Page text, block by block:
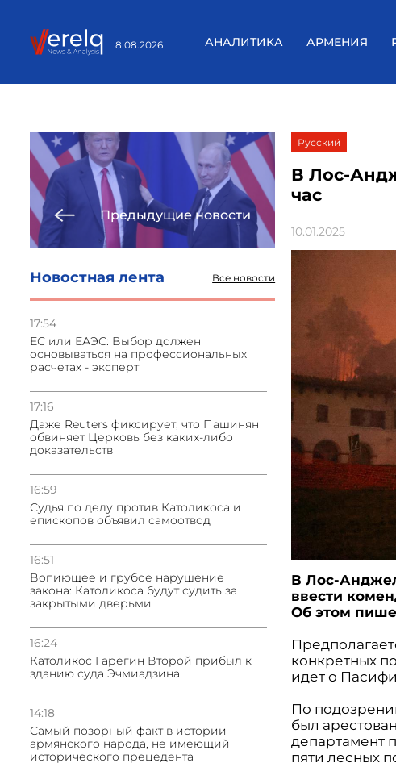
8.08.2026 АНАЛИТИКА АРМЕНИЯ
Предыдущие новости
Новостная лента Все новости
17:54
ЕС или ЕАЭС: Выбор должен
основываться на профессиональных
расчетах - эксперт
17:16
Даже Reuters фиксирует, что Пашинян
обвиняет Церковь без каких-либо
доказательств
16:59
Судья по делу против Католикоса и
епископов объявил самоотвод
16:51
Вопиющее и грубое нарушение
закона: Католикоса будут судить за
закрытыми дверьми
16:24
Католикос Гарегин Второй прибыл к
зданию суда Эчмиадзина
14:18
Самый позорный факт в истории
армянского народа, не имеющий
исторического прецедента
Русский
В Лос-
час
10.01.2025
В Лос-
ввести
Об этом
конкретных
идет о
По
был
департамент
пяти лесных